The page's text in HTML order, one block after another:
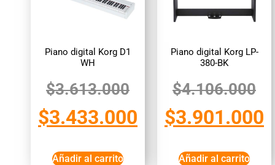
Piano digital Korg D1
WH
$3.613.000
$3.433.000
Añadir al carrito
Piano digital Korg LP-
380-BK
$4.106.000
$3.901.000
Añadir al carrito